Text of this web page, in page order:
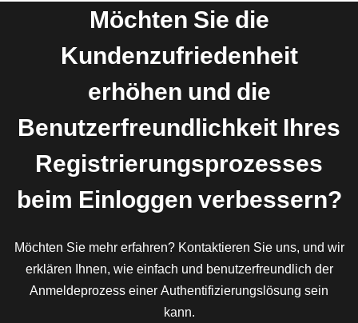
Möchten Sie die
Kundenzufriedenheit
erhöhen und die
Benutzerfreundlichkeit Ihres
Registrierungsprozesses
beim Einloggen verbessern?
Möchten Sie mehr erfahren? Kontaktieren Sie uns, und wir
erklären Ihnen, wie einfach und benutzerfreundlich der
Anmeldeprozess einer Authentifizierungslösung sein
kann.